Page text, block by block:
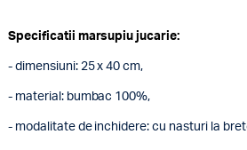
Specificatii marsupiu jucarie:
- dimensiuni: 25 x 40 cm,
- material: bumbac 100%,
- modalitate de inchidere: cu nasturi la